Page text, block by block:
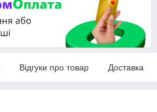
Відгуки про товар Доставка